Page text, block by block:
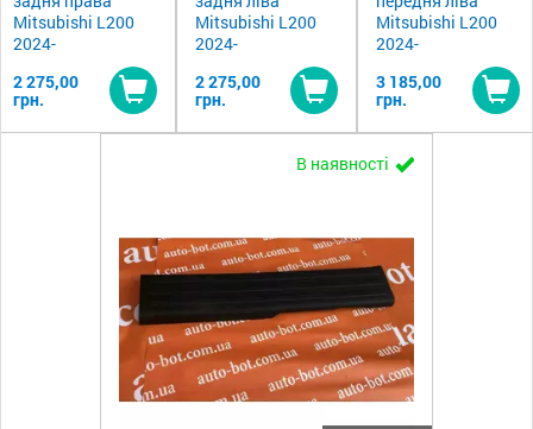
Mitsubishi L200
2024-
2 275,00
грн.
Купити
Mitsubishi L200
2024-
2 275,00
грн.
Купити
Mitsubishi L200
2024-
3 185,00
грн.
В наявності